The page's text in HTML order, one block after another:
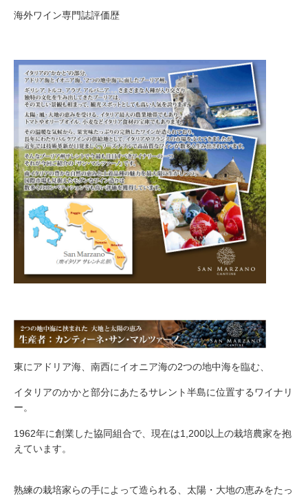
海外ワイン専門誌評価歴
東にアドリア海、南西にイオニア海の2つの地中海を臨む、
イタリアのかかと部分にあたるサレント半島に位置するワイナリ
ー。
1962年に創業した協同組合で、現在は1,200以上の栽培農家を抱
えています。
熟練の栽培家らの手によって造られる、太陽・大地の恵みをたっ